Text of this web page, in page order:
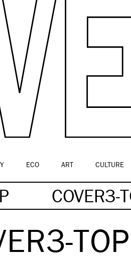
ECO ART CULTURE
COVER3-
TOP